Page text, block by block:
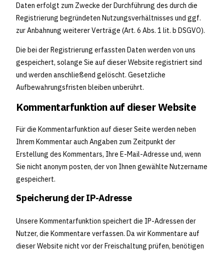
Daten erfolgt zum Zwecke der Durchführung des durch die
Registrierung begründeten Nutzungsverhältnisses und ggf.
zur Anbahnung weiterer Verträge (Art. 6 Abs. 1 lit. b DSGVO).
Die bei der Registrierung erfassten Daten werden von uns
gespeichert, solange Sie auf dieser Website registriert sind
und werden anschließend gelöscht. Gesetzliche
Aufbewahrungsfristen bleiben unberührt.
Kommentarfunktion auf dieser Website
Für die Kommentarfunktion auf dieser Seite werden neben
Ihrem Kommentar auch Angaben zum Zeitpunkt der
Erstellung des Kommentars, Ihre E-Mail-Adresse und, wenn
Sie nicht anonym posten, der von Ihnen gewählte Nutzername
gespeichert.
Speicherung der IP-Adresse
Unsere Kommentarfunktion speichert die IP-Adressen der
Nutzer, die Kommentare verfassen. Da wir Kommentare auf
dieser Website nicht vor der Freischaltung prüfen, benötigen